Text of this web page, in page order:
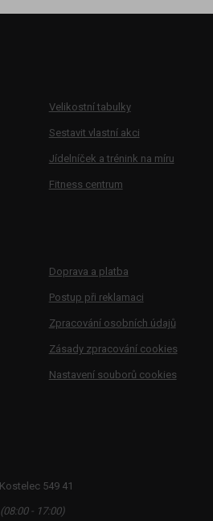
Velikostní tabulky
Sestavit vlastní akci
Jídelníček a trénink na míru
Fitness centrum
Doprava a platba
Postup při reklamaci
Zpracování osobních údajů
Zásady zpracování cookies
Nastavení souborů cookies
(08:00 - 17:00)